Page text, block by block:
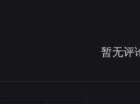
暂无评